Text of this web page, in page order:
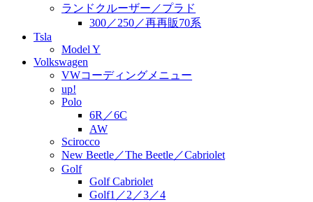
ランドクルーザー／プラド
300／250／再再販70系
Tsla
Model Y
Volkswagen
VWコーディングメニュー
up!
Polo
6R／6C
AW
Scirocco
New Beetle／The Beetle／Cabriolet
Golf
Golf Cabriolet
Golf1／2／3／4